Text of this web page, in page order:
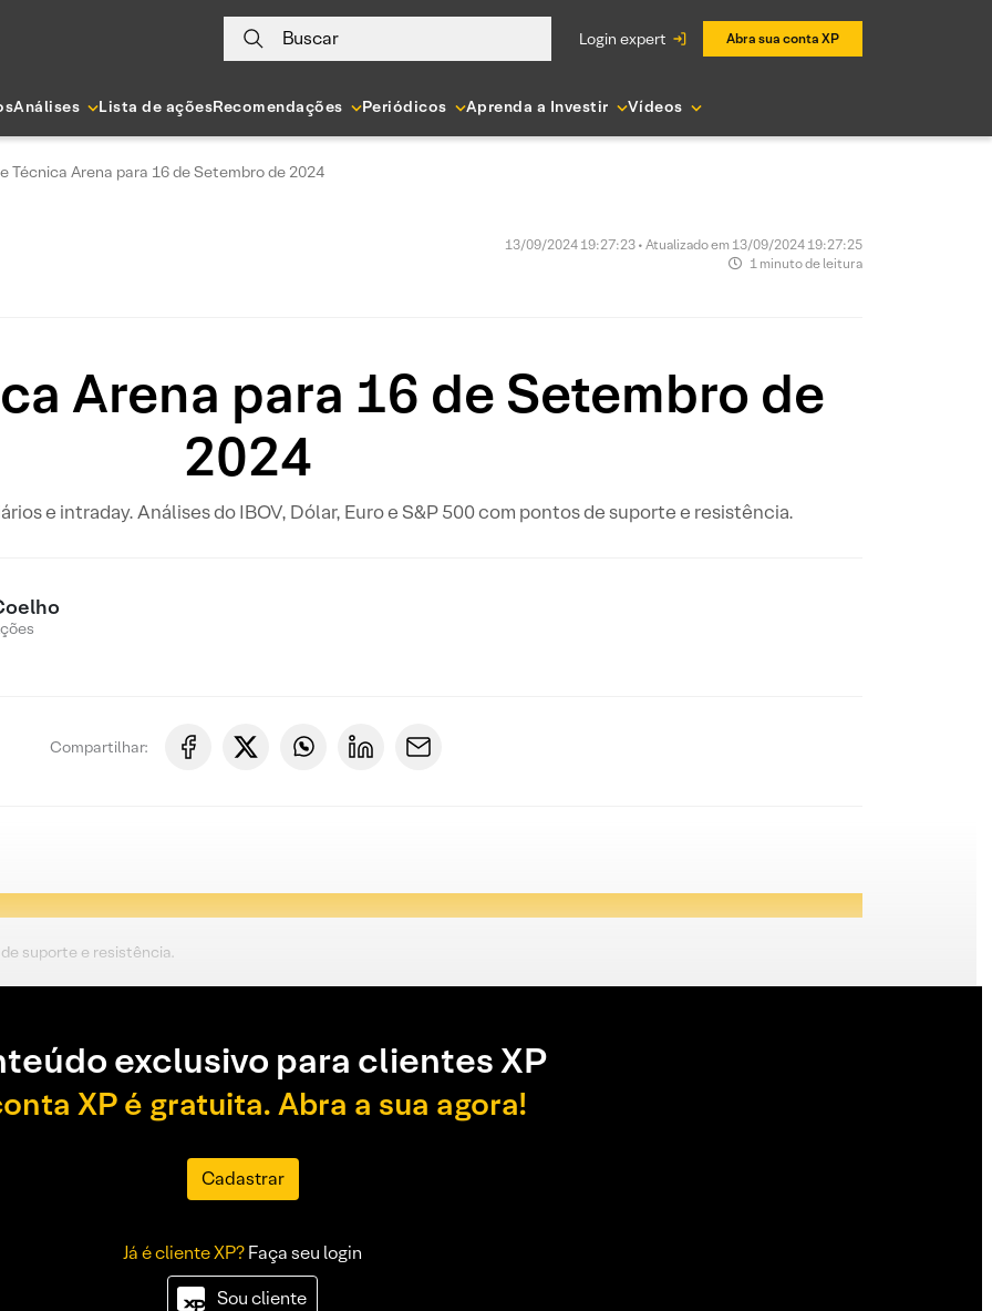
Buscar login expert Abra sua conta XP
Análises Lista de açõesRecomendações Periódicos Aprenda a Investir Vídeos
Técnica Arena para 16 de Setembro de 2024
13/09/2024 19:27:23 • Atualizado em 13/09/2024 19:27:25
1 minuto de leitura
Arena para 16 de Setembro de
2024
e intraday. Análises do IBOV, Dólar, Euro e S&P 500 com pontos de suporte e resistência.
Compartilhar:
suporte e resistência.
exclusivo para clientes XP
XP é gratuita. Abra a sua agora!
Cadastrar
Já é cliente XP?Faça seu login
Sou cliente